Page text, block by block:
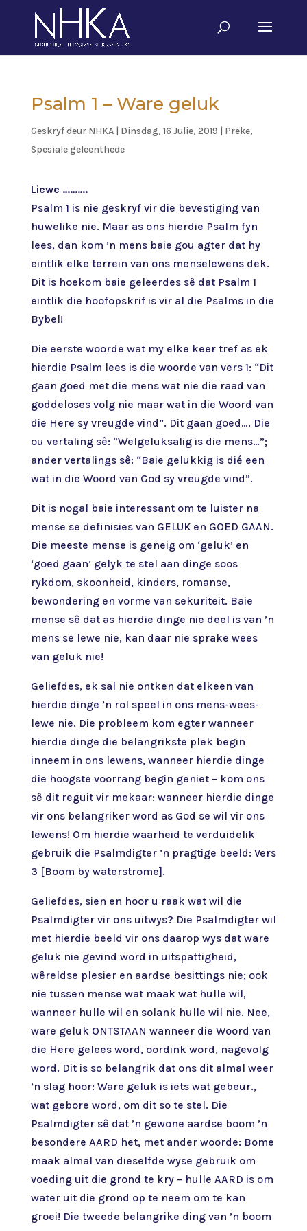
Psalm 1 – Ware geluk
Geskryf deur NHKA| Dinsdag, 16 Julie, 2019 | Preke,
Spesiale geleenthede
Liewe ……….
Psalm 1 is nie geskryf vir die bevestiging van
huwelike nie. Maar as ons hierdie Psalm fyn
lees, dan kom ’n mens baie gou agter dat hy
eintlik elke terrein van ons menselewens dek.
Dit is hoekom baie geleerdes sê dat Psalm 1
eintlik die hoofopskrif is vir al die Psalms in die
Bybel!
Die eerste woorde wat my elke keer tref as ek
hierdie Psalm lees is die woorde van vers 1: “Dit
gaan goed met die mens wat nie die raad van
goddeloses volg nie maar wat in die Woord van
die Here sy vreugde vind”. Dit gaan goed…. Die
ou vertaling sê: “Welgeluksalig is die mens…”;
ander vertalings sê: “Baie gelukkig is dié een
wat in die Woord van God sy vreugde vind”.
Dit is nogal baie interessant om te luister na
mense se definisies van GELUK en GOED GAAN.
Die meeste mense is geneig om ‘geluk’ en
‘goed gaan’ gelyk te stel aan dinge soos
rykdom, skoonheid, kinders, romanse,
bewondering en vorme van sekuriteit. Baie
mense sê dat as hierdie dinge nie deel is van ’n
mens se lewe nie, kan daar nie sprake wees
van geluk nie!
Geliefdes, ek sal nie ontken dat elkeen van
hierdie dinge ’n rol speel in ons mens-wees-
lewe nie. Die probleem kom egter wanneer
hierdie dinge die belangrikste plek begin
inneem in ons lewens, wanneer hierdie dinge
die hoogste voorrang begin geniet – kom ons
sê dit reguit vir mekaar: wanneer hierdie dinge
vir ons belangriker word as God se wil vir ons
lewens! Om hierdie waarheid te verduidelik
gebruik die Psalmdigter ’n pragtige beeld: Vers
3 [Boom by waterstrome].
Geliefdes, sien en hoor u raak wat wil die
Psalmdigter vir ons uitwys? Die Psalmdigter wil
met hierdie beeld vir ons daarop wys dat ware
geluk nie gevind word in uitspattigheid,
wêreldse plesier en aardse besittings nie; ook
nie tussen mense wat maak wat hulle wil,
wanneer hulle wil en solank hulle wil nie. Nee,
ware geluk ONTSTAAN wanneer die Woord van
die Here gelees word, oordink word, nagevolg
word. Dit is so belangrik dat ons dit almal weer
’n slag hoor: Ware geluk is iets wat gebeur.,
wat gebore word, om dit so te stel. Die
Psalmdigter sê dat ’n gewone aardse boom ’n
besondere AARD het, met ander woorde: Bome
maak almal van dieselfde wyse gebruik om
voeding uit die grond te kry – hulle AARD is om
water uit die grond op te neem om te kan
groei! Die tweede belangrike ding van ’n boom